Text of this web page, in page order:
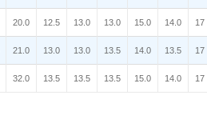
20.0 12.5 13.0 13.0 15.0 14.0 17
21.0 13.0 13.0 13.5 14.0 13.5 17
32.0 13.5 13.5 13.5 15.0 14.0 17